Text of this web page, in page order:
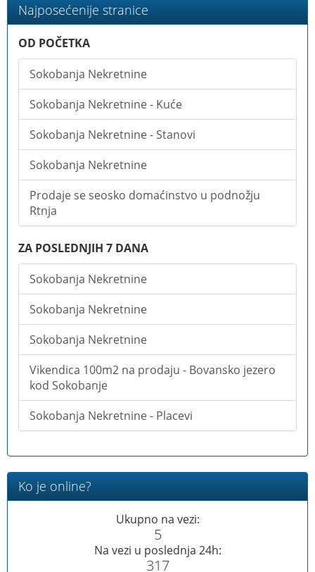
Najposećenije stranice
OD POČETKA
Sokobanja Nekretnine
Sokobanja Nekretnine - Kuće
Sokobanja Nekretnine - Stanovi
Sokobanja Nekretnine
Prodaje se seosko domaćinstvo u podnožju
Rtnja
ZA POSLEDNJIH 7 DANA
Sokobanja Nekretnine
Sokobanja Nekretnine
Sokobanja Nekretnine
Vikendica 100m2 na prodaju - Bovansko jezero
kod Sokobanje
Sokobanja Nekretnine - Placevi
Ko je online?
Ukupno na vezi:
5
Na vezi u poslednja 24h:
317